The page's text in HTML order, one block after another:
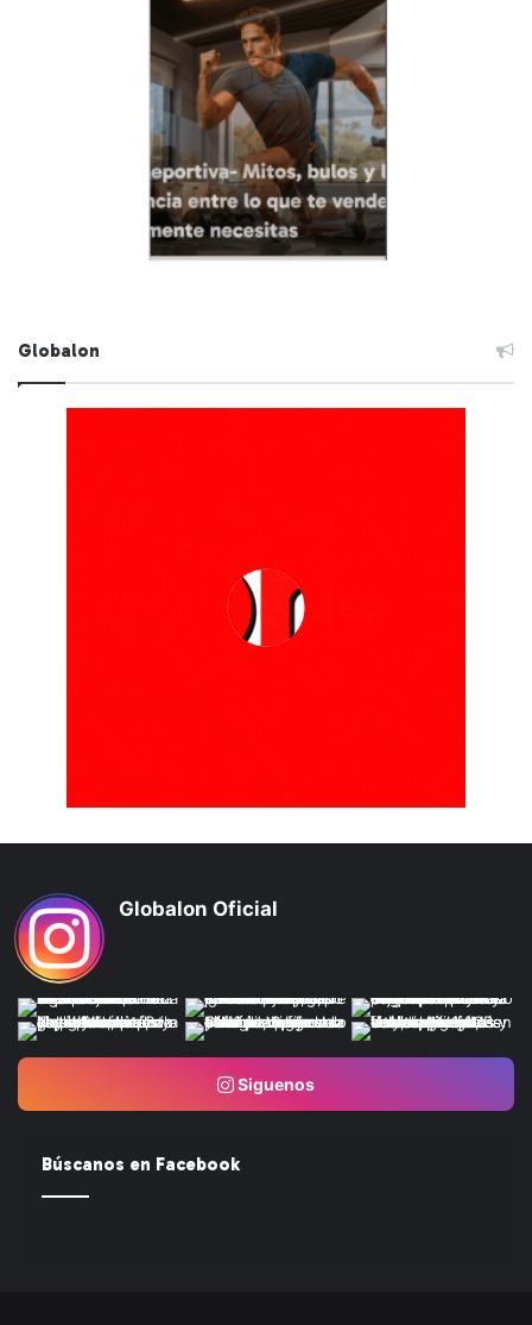
Globalon
Globalon Oficial
Siguenos
Búscanos en Facebook